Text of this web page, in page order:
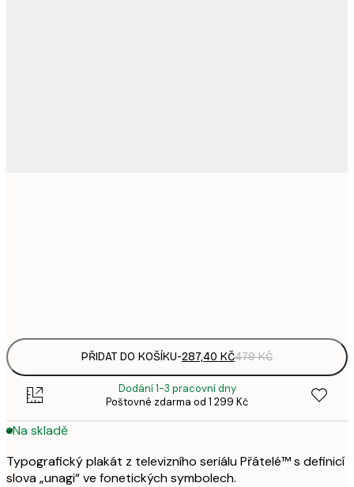
PŘIDAT DO KOŠÍKU-287,40 KČ479 KČ
Dodání 1-3 pracovní dny
Poštovné zdarma od 1 299 Kč
Na skladě
Typografický plakát z televizního seriálu Přátelé™ s definicí
slova „unagi“ ve fonetických symbolech.